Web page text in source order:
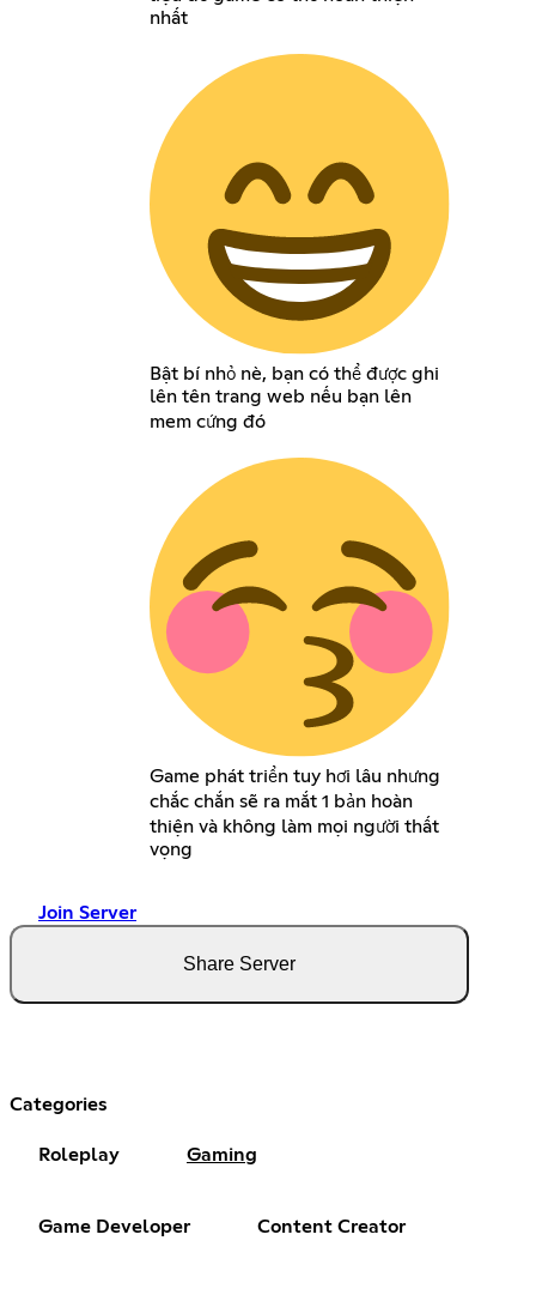
nhất
Bật bí nhỏ nè, bạn có thể được ghi
lên tên trang web nếu bạn lên
mem cứng đó
Game phát triển tuy hơi lâu nhưng
chắc chắn sẽ ra mắt 1 bản hoàn
thiện và không làm mọi người thất
vọng
Join Server
Share Server
Categories
Roleplay Gaming
Game Developer Content Creator